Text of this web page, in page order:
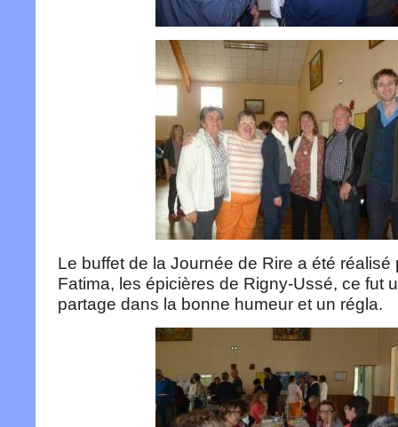
Le buffet de la Journée de Rire a été réalisé
Fatima, les épicières de Rigny-Ussé, ce fut
partage dans la bonne humeur et un régla.